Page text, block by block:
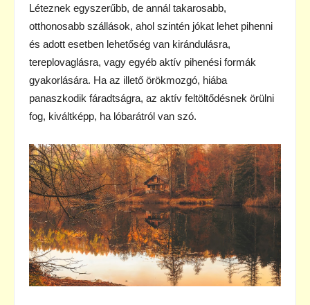
Léteznek egyszerűbb, de annál takarosabb,
otthonosabb szállások, ahol szintén jókat lehet pihenni
és adott esetben lehetőség van kirándulásra,
tereplovaglásra, vagy egyéb aktív pihenési formák
gyakorlására. Ha az illető örökmozgó, hiába
panaszkodik fáradtságra, az aktív feltöltődésnek örülni
fog, kiváltképp, ha lóbarátról van szó.